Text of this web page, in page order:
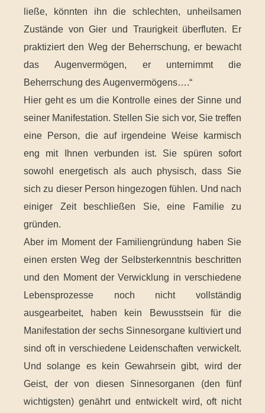
ließe, könnten ihn die schlechten, unheilsamen
Zustände von Gier und Traurigkeit überfluten. Er
praktiziert den Weg der Beherrschung, er bewacht
das Augenvermögen, er unternimmt die
Beherrschung des Augenvermögens….“
Hier geht es um die Kontrolle eines der Sinne und
seiner Manifestation. Stellen Sie sich vor, Sie treffen
eine Person, die auf irgendeine Weise karmisch
eng mit Ihnen verbunden ist. Sie spüren sofort
sowohl energetisch als auch physisch, dass Sie
sich zu dieser Person hingezogen fühlen. Und nach
einiger Zeit beschließen Sie, eine Familie zu
gründen.
Aber im Moment der Familiengründung haben Sie
einen ersten Weg der Selbsterkenntnis beschritten
und den Moment der Verwicklung in verschiedene
Lebensprozesse noch nicht vollständig
ausgearbeitet, haben kein Bewusstsein für die
Manifestation der sechs Sinnesorgane kultiviert und
sind oft in verschiedene Leidenschaften verwickelt.
Und solange es kein Gewahrsein gibt, wird der
Geist, der von diesen Sinnesorganen (den fünf
wichtigsten) genährt und entwickelt wird, oft nicht